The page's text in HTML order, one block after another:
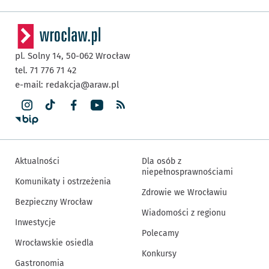
pl. Solny 14, 50-062 Wrocław
tel. 71 776 71 42
e-mail: redakcja@araw.pl
Aktualności
Komunikaty i ostrzeżenia
Bezpieczny Wrocław
Inwestycje
Wrocławskie osiedla
Gastronomia
Dla osób z
niepełnosprawnościami
Zdrowie we Wrocławiu
Wiadomości z regionu
Polecamy
Konkursy